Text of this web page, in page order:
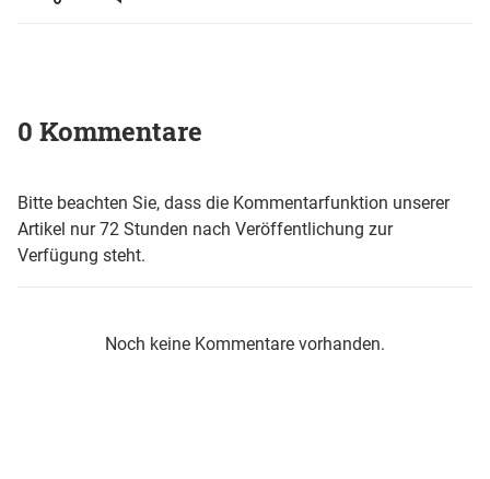
0 Kommentare
Bitte beachten Sie, dass die Kommentarfunktion unserer
Artikel nur 72 Stunden nach Veröffentlichung zur
Verfügung steht.
Noch keine Kommentare vorhanden.